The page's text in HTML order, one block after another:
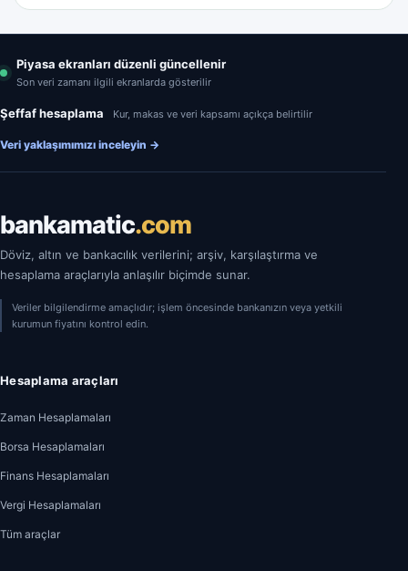
Piyasa ekranları düzenli güncellenir
Son veri zamanı ilgili ekranlarda gösterilir
Şeffaf hesaplama Kur, makas ve veri kapsamı açıkça belirtilir
Veri yaklaşımımızı inceleyin →
bankamatic.com
Döviz, altın ve bankacılık verilerini; arşiv, karşılaştırma ve
hesaplama araçlarıyla anlaşılır biçimde sunar.
Veriler bilgilendirme amaçlıdır; işlem öncesinde bankanızın veya yetkili
kurumun fiyatını kontrol edin.
Hesaplama araçları
Zaman Hesaplamaları
Borsa Hesaplamaları
Finans Hesaplamaları
Vergi Hesaplamaları
Tüm araçlar